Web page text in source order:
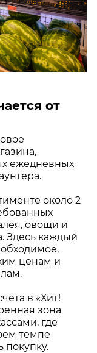
от
ежедневных
около 2
овощи и
Здесь каждый
ценам и
в «Хит!
зона
где
темпе
покупку.